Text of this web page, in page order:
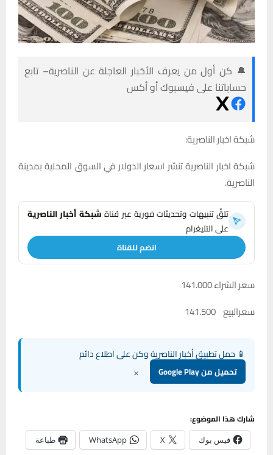
🔔 كن أول من يعرف الأخبار العاجلة عن الناصرية– تابع
حساباتنا على فيسبوك أو أكس
شبكة اخبار الناصرية:
شبكة اخبار الناصرية تنشر اسعار الدولار في السوق المحلية بمدينة
الناصرية.
تلقَّ تنبيهات وتحديثات فورية عبر قناةشبكة أخبار الناصرية
على التليغرام
انضم للقناة
سعر الشراء 141.000
سعرالبيع 141.500
📱 حمل تطبيق أخبار الناصرية وكن على اطلاع دائم
تحميل من Google Play ×
شارك هذا الموضوع:
فيس بوك X
WhatsApp طباعة